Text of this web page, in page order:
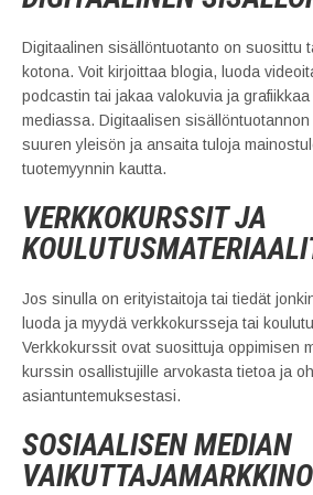
Digitaalinen sisällöntuotanto on suosittu
kotona. Voit kirjoittaa blogia, luoda
podcastin tai jakaa valokuvia ja
mediassa. Digitaalisen
suuren yleisön ja ansaita tuloja
tuotemyynnin kautta.
VERKKOKURSSIT JA
Jos sinulla on erityistaitoja tai tiedät
luoda ja myydä verkkokursseja tai
Verkkokurssit ovat suosittuja oppimisen
kurssin osallistujille arvokasta tietoa ja
asiantuntemuksestasi.
SOSIAALISEN MEDIAN